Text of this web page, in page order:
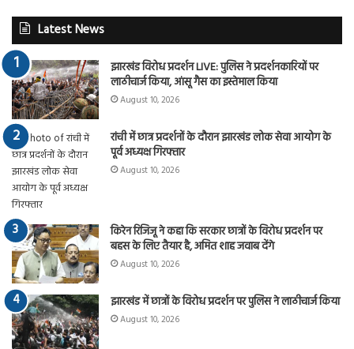
Latest News
झारखंड विरोध प्रदर्शन LIVE: पुलिस ने प्रदर्शनकारियों पर
लाठीचार्ज किया, आंसू गैस का इस्तेमाल किया
August 10, 2026
रांची में छात्र प्रदर्शनों के दौरान झारखंड लोक सेवा आयोग के
पूर्व अध्यक्ष गिरफ्तार
August 10, 2026
किरेन रिजिजू ने कहा कि सरकार छात्रों के विरोध प्रदर्शन पर
बहस के लिए तैयार है, अमित शाह जवाब देंगे
August 10, 2026
झारखंड में छात्रों के विरोध प्रदर्शन पर पुलिस ने लाठीचार्ज किया
August 10, 2026